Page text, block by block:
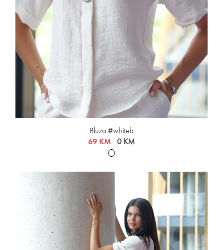
Bluza #whiteb
69 KM 0 KM